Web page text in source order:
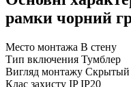
рамки чорний
Место монтажа В стену
Тип включения Тумблер
Вигляд монтажу Скрытый
Клас захисту IP IP20